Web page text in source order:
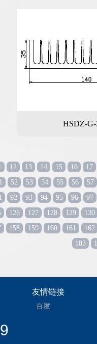
HSDZ-G-
12 13 14 15 16
17
52 53 54 55 56
57
92 93 94 95 96
97
126 127 128 129
130
158 159 160 161
162
183
友情链接
百度